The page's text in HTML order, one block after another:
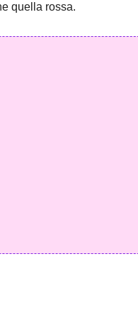
quella rossa.